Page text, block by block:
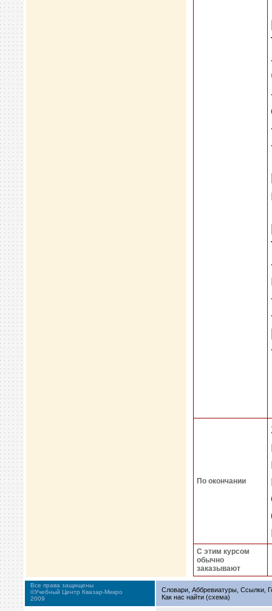
По окончании
С этим курсом
обычно
заказывают
Все права защищены
©Учебный Центр Квазар-Микро
2009
Словари, Аббревиатуры, Ссылки,
Как нас найти (схема)